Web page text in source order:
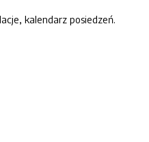
kalendarz posiedzeń.